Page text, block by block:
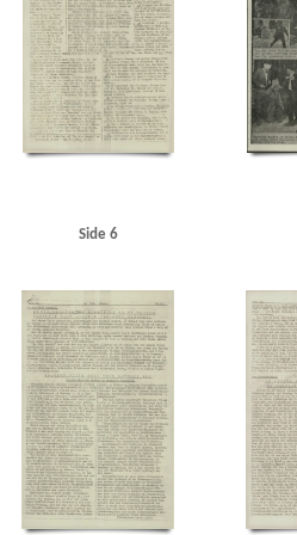
Kraft, Ole Bjørn, politiker
Krieger, Fr., læge Krigs-
Københavns Politiforening
L Lagergren,
Larsen, Willy, skibsbefragter, Charlottenlund
Lassen,
Mikkelsen, Otto, overkirurg, Kbh.
Naar Danmark atter er frit, pjece
Nørlund, Niels, journalist, Berlingske Tidende
Rue de Rivoli, Paris
Rumænien Ryesgade,
Statsradiofonien
Stenbach, Jarl, journalist
Svendsen, Otto, vognmand, Nordby
Sydsjælland
Thomsen, Sigurd, redaktør
Thune Jacobsen, Eigil,
Udenrigsministerium, det danske
USA V
Side 6